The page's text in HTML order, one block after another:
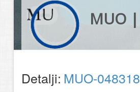
MUO
Detalji: MUO-